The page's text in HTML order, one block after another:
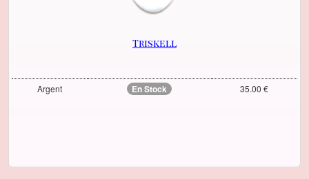
Triskell
Argent En Stock 35.00 €